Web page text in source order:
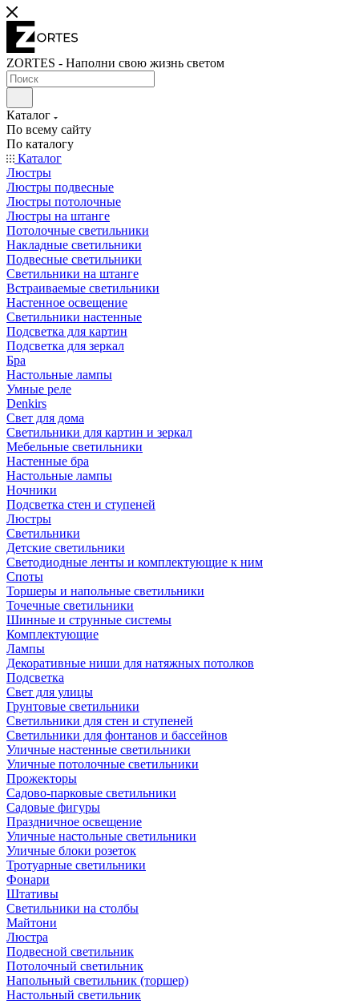
ZORTES - Наполни свою жизнь светом
Каталог
По всему сайту
По каталогу
Каталог
Люстры
Люстры подвесные
Люстры потолочные
Люстры на штанге
Потолочные светильники
Накладные светильники
Подвесные светильники
Светильники на штанге
Встраиваемые светильники
Настенное освещение
Светильники настенные
Подсветка для картин
Подсветка для зеркал
Бра
Настольные лампы
Умные реле
Denkirs
Свет для дома
Светильники для картин и зеркал
Мебельные светильники
Настенные бра
Настольные лампы
Ночники
Подсветка стен и ступеней
Люстры
Светильники
Детские светильники
Светодиодные ленты и комплектующие к ним
Споты
Торшеры и напольные светильники
Точечные светильники
Шинные и струнные системы
Комплектующие
Лампы
Декоративные ниши для натяжных потолков
Подсветка
Свет для улицы
Грунтовые светильники
Светильники для стен и ступеней
Светильники для фонтанов и бассейнов
Уличные настенные светильники
Уличные потолочные светильники
Прожекторы
Садово-парковые светильники
Садовые фигуры
Праздничное освещение
Уличные настольные светильники
Уличные блоки розеток
Тротуарные светильники
Фонари
Штативы
Светильники на столбы
Майтони
Люстра
Подвесной светильник
Потолочный светильник
Напольный светильник (торшер)
Настольный светильник